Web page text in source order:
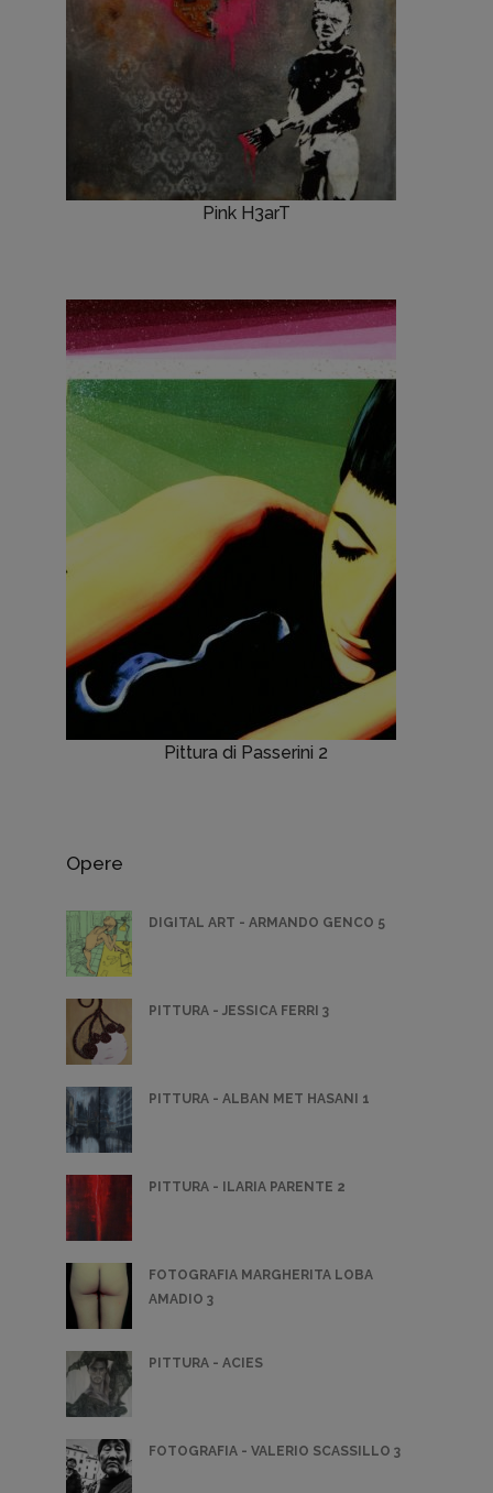
Pink H3arT
Pittura di Passerini 2
Opere
DIGITAL ART - ARMANDO GENCO 5
PITTURA - JESSICA FERRI 3
PITTURA - ALBAN MET HASANI 1
PITTURA - ILARIA PARENTE 2
FOTOGRAFIA MARGHERITA LOBA
AMADIO 3
PITTURA - ACIES
FOTOGRAFIA - VALERIO SCASSILLO 3